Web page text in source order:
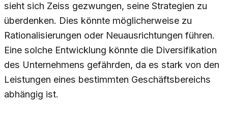
sieht sich Zeiss gezwungen, seine Strategien zu
überdenken. Dies könnte möglicherweise zu
Rationalisierungen oder Neuausrichtungen führen.
Eine solche Entwicklung könnte die Diversifikation
des Unternehmens gefährden, da es stark von den
Leistungen eines bestimmten Geschäftsbereichs
abhängig ist.